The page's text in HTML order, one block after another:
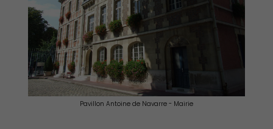
Pavillon Antoine de Navarre - Mairie